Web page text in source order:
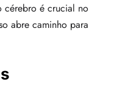
cérebro é crucial no
abre caminho para